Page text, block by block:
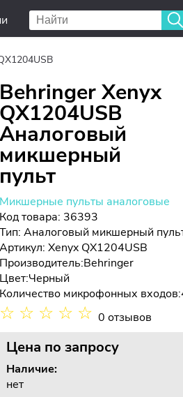
Behringer Xenyx
QX1204USB
Аналоговый
микшерный
пульт
Микшерные пульты аналоговые
Код товара: 36393
Тип:Аналоговый микшерный
Артикул: Xenyx QX1204USB
Производитель:Behringer
Цвет:Черный
Количество микрофонных входов:
☆ ☆ ☆ ☆ ☆ 0 отзывов
Цена по запросу
Наличие:
нет